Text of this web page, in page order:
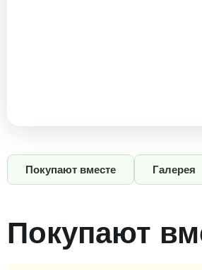
Покупают вместе Галерея
Покупают